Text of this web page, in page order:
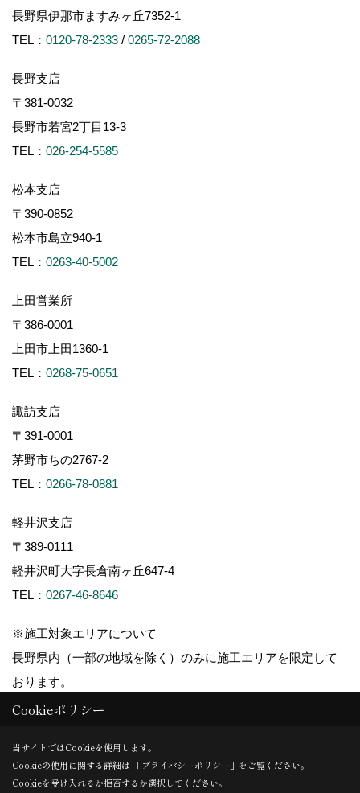
長野県伊那市ますみヶ丘7352-1
TEL： 0120-78-2333 / 0265-72-2088
長野支店
〒381-0032
長野市若宮2丁目13-3
TEL： 026-254-5585
松本支店
〒390-0852
松本市島立940-1
TEL： 0263-40-5002
上田営業所
〒386-0001
上田市上田1360-1
TEL： 0268-75-0651
諏訪支店
〒391-0001
茅野市ちの2767-2
TEL： 0266-78-0881
軽井沢支店
〒389-0111
軽井沢町大字長倉南ヶ丘647-4
TEL： 0267-46-8646
※施工対象エリアについて
長野県内（一部の地域を除く）のみに施工エリアを限定して
おります。
Copyright (c) ForestCorporation. All Rights Reserved.
Cookieポリシー
当サイトではCookieを使用します。
Cookieの使用に関する詳細は 「プライバシーポリシー 」をご覧ください。
Cookieを受け入れるか拒否するか選択してください。